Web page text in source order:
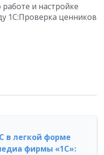
и настройке
1С:Проверка ценников
в легкой форме
фирмы «1С»: